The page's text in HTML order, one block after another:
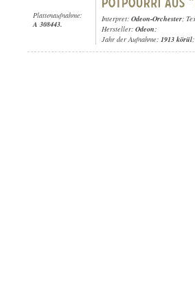
Plattenaufnahme:
A 308443.
Interpret: Odeon-Orchester;
Hersteller: Odeon;
Jahr der Aufnahme: 1913 körül